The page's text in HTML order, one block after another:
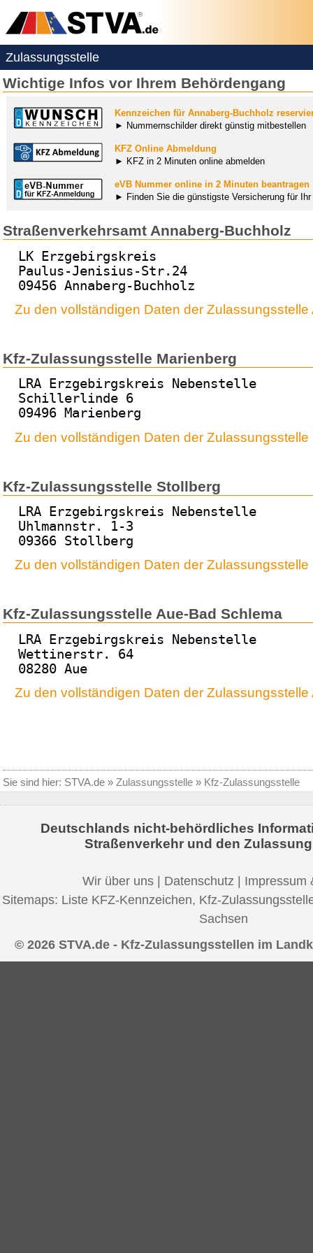
Zulassungsstelle
Wichtige Infos vor Ihrem Behördengang
Kennzeichen für Annaberg-Buchholz
► Nummernschilder direkt günstig mitbestellen
KFZ Online Abmeldung
► KFZ in 2 Minuten online abmelden
eVB Nummer online in 2 Minuten beantragen
► Finden Sie die günstigste Versicherung für
Straßenverkehrsamt Annaberg-Buchholz
LK Erzgebirgskreis
Paulus-Jenisius-Str.24
09456 Annaberg-Buchholz
Zu den vollständigen Daten der
Kfz-Zulassungsstelle Marienberg
LRA Erzgebirgskreis Nebenstelle
Schillerlinde 6
09496 Marienberg
Zu den vollständigen Daten der Zulassungsstelle
Kfz-Zulassungsstelle Stollberg
LRA Erzgebirgskreis Nebenstelle
Uhlmannstr. 1-3
09366 Stollberg
Zu den vollständigen Daten der Zulassungsstelle
Kfz-Zulassungsstelle Aue-Bad Schlema
LRA Erzgebirgskreis Nebenstelle
Wettinerstr. 64
08280 Aue
Zu den vollständigen Daten der
Sie sind hier: STVA.de » Zulassungsstelle » Kfz-Zulassungsstelle
Deutschlands nicht-behördliches
Straßenverkehr und den
Wir über uns Datenschutz
Impressum
Sitemaps: Liste KFZ-Kennzeichen, Kfz-
Sachsen
© 2026 STVA.de - Kfz-Zulassungsstellen im